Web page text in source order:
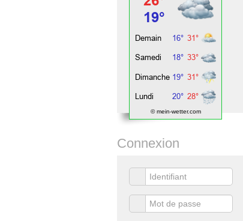
© mein-wetter.com
Connexion